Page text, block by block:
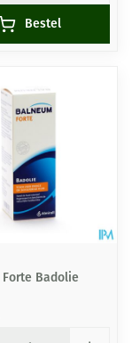
Bestel
Badolie